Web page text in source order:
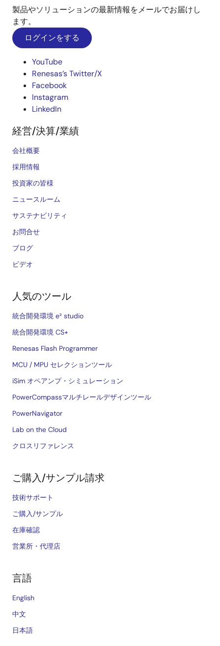
製品やソリューションの最新情報をメールでお届けし
ます。
ログインをする
YouTube
Renesas’s Twitter/X
Facebook
Instagram
LinkedIn
経営/決算/業績
会社概要
採用情報
投資家の皆様
ニュースルーム
サステナビリティ
お問合せ
ブログ
ビデオ
人気のツール
統合開発環境 e² studio
統合開発環境 CS+
Renesas Flash Programmer
MCU / MPU セレクションツール
iSim オペアンプ・シミュレーション
PowerCompassマルチレールデザインツール
PowerNavigator
Lab on the Cloud
クロスリファレンス
ご購入/サンプル請求
技術サポート
ご購入/サンプル
在庫確認
営業所・代理店
言語
English
中文
日本語